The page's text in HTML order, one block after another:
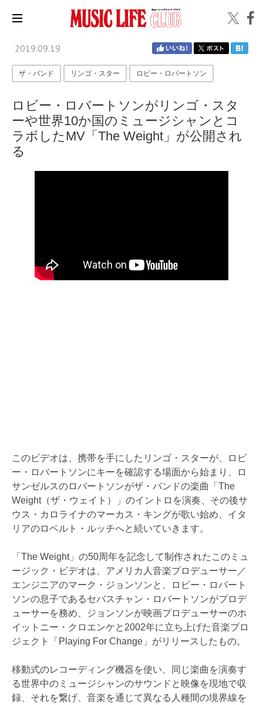
2019.09.19
ザ・バンド リンゴ・スター ロビー・ロバートソン
ロビー・ロバートソンがリンゴ・スタ
ーや世界10か国のミュージシャンとコ
ラボしたMV「The Weight」が公開され
る
このビデオは、携帯を手にしたリンゴ・スターが、ロビ
ー・ロバートソンにキーを確認する場面から始まり、ロ
サンゼルスのロバートソンがザ・バンドの楽曲「The
Weight（ザ・ウェイト）」のイントロを演奏、その後サ
ウス・カロライナのマーカス・キングが歌い始め、イタ
リアのロベルト・ルッチへと続いていきます。
「The Weight」の50周年を記念して制作されたこのミュ
ージック・ビデオは、アメリカ人音楽プロデューサー／
エンジニアのマーク・ジョンソンと、ロビー・ロバート
ソンの息子であるセバスチャン・ロバートソンがプロデ
ューサーを務め、ジョンソンが映画プロデューサーのホ
イットニー・クロエンケと2002年に立ち上げた音楽プロ
ジェクト「Playing For Change」がリリースしたもの。
移動式のレコーディング機器を使い、同じ楽曲を演奏す
る世界中のミュージシャンのサウンドと映像を現地で収
録、それを繋げ、音楽を通じて異なる人種間の境界線を